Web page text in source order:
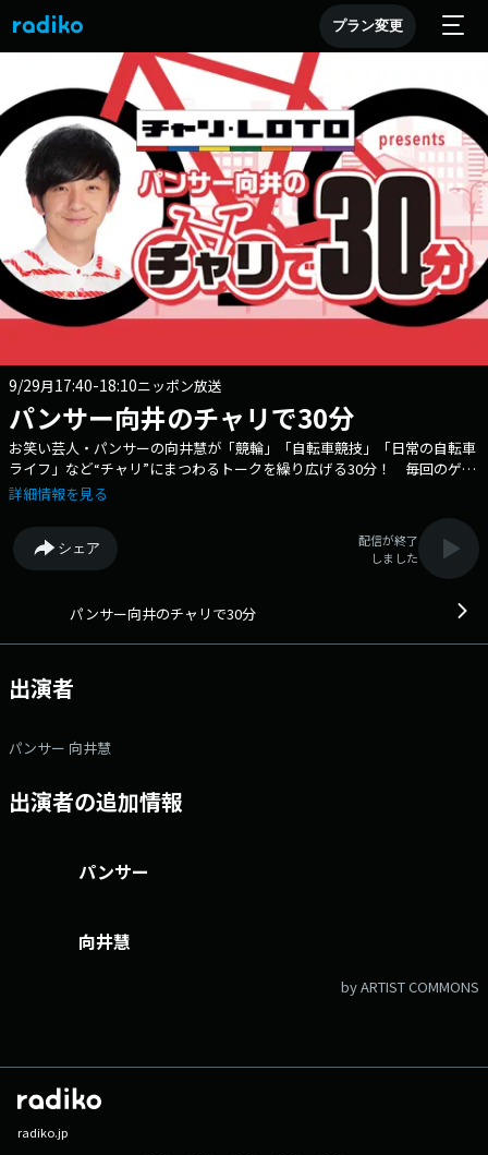
プラン変更
9/29月17:40-18:10ニッポン放送
パンサー向井のチャリで30分
お笑い芸人・パンサーの向井慧が「競輪」「自転車競技」「日常の自転車
ライフ」など“チャリ”にまつわるトークを繰り広げる30分！ 毎回のゲス
トやリスナーと一緒にチャリのすばらしさを考えていきます。メールアド
シュタグは「#向井チャリ」twitterアカウントは「@mukachari30」
詳細情報を見る
シェア
配信が終了
しました
パンサー向井のチャリで30分
出演者
パンサー 向井慧
出演者の追加情報
パンサー
向井慧
by ARTIST COMMONS
radiko.jp